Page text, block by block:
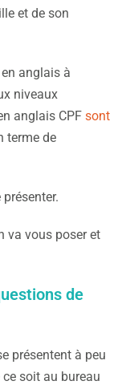
et de son
anglais à
niveaux
anglais CPF sont
terme de
va vous poser et
de
présentent à peu
soit au bureau